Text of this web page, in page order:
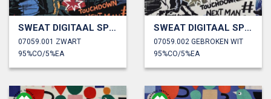
SWEAT DIGITAAL SPORT
07059.001 ZWART
95%CO/5%EA
SWEAT DIGITAAL SPORT
07059.002 GEBROKEN WIT
95%CO/5%EA